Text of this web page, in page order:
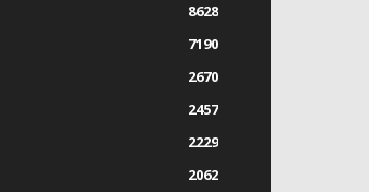
8628
7190
2670
2457
2229
2062